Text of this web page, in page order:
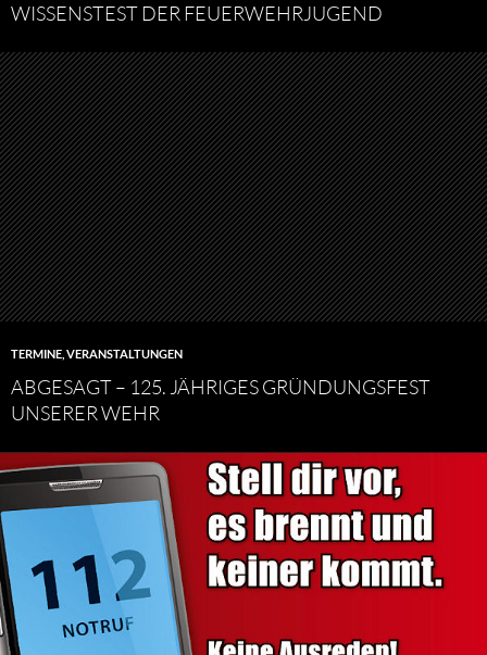
WISSENSTEST DER FEUERWEHRJUGEND
TERMINE VERANSTALTUNGEN
ABGESAGT – 125. JÄHRIGES GRÜNDUNGSFEST
UNSERER WEHR